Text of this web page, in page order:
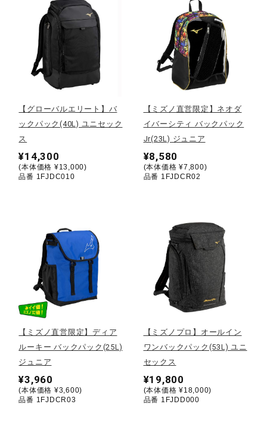
ジュニア／キッズ
メディカル
コラボ／ライセンス
セール
サポート
直営店一覧
取扱店一覧
【グローバルエリート】バ
ックパック(40L) ユニセック
ス
¥14,300
(本体価格 ¥13,000)
品番 1FJDC010
【ミズノ直営限定】ネオダ
イバーシティ バックパック
Jr(23L) ジュニア
¥8,580
(本体価格 ¥7,800)
品番 1FJDCR02
【ミズノ直営限定】ディア
ルーキー バックパック(25L)
ジュニア
¥3,960
(本体価格 ¥3,600)
品番 1FJDCR03
【ミズノプロ】オールイン
ワンバックパック(53L) ユニ
セックス
¥19,800
(本体価格 ¥18,000)
品番 1FJDD000